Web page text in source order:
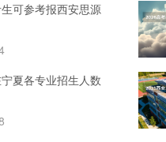
可参考报西安思源
夏各专业招生人数